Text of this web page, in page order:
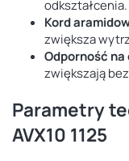
odkształcenia.
Kord
zwiększa
Odporność na
zwiększają
Parametry
AVX10 1125